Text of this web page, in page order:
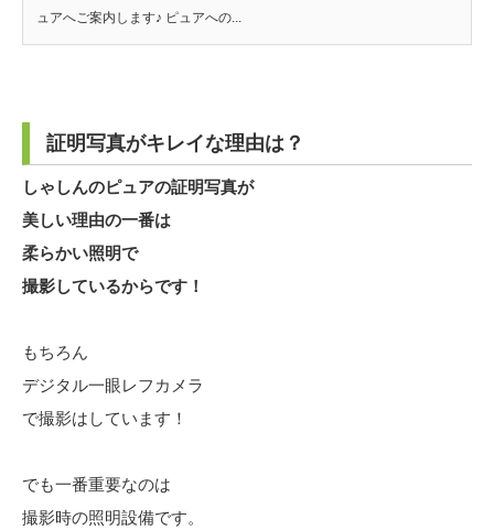
ュアへご案内します♪ ピュアへの...
証明写真がキレイな理由は？
しゃしんのピュアの証明写真が
美しい理由の一番は
柔らかい照明で
撮影しているからです！
もちろん
デジタル一眼レフカメラ
で撮影はしています！
でも一番重要なのは
撮影時の照明設備です。